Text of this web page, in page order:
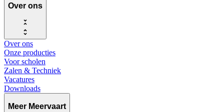
Over ons
Over ons
Onze producties
Voor scholen
Zalen & Techniek
Vacatures
Downloads
Meer Meervaart